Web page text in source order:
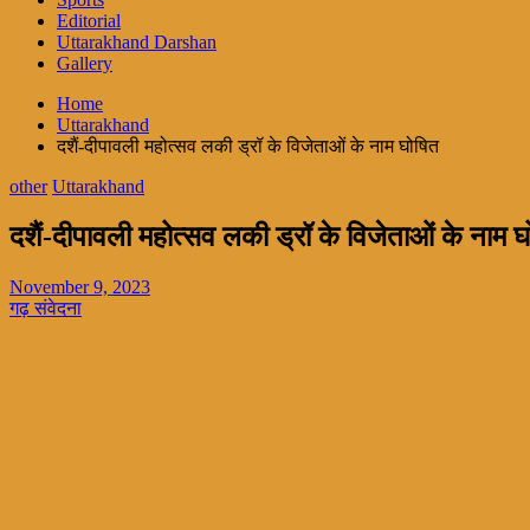
Editorial
Uttarakhand Darshan
Gallery
Home
Uttarakhand
दशैं-दीपावली महोत्सव लकी ड्रॉ के विजेताओं के नाम घोषित
other Uttarakhand
दशैं-दीपावली महोत्सव लकी ड्रॉ के विजेताओं के नाम
November 9, 2023
गढ़ संवेदना